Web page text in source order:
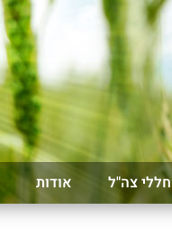
חללי צה"ל אודות